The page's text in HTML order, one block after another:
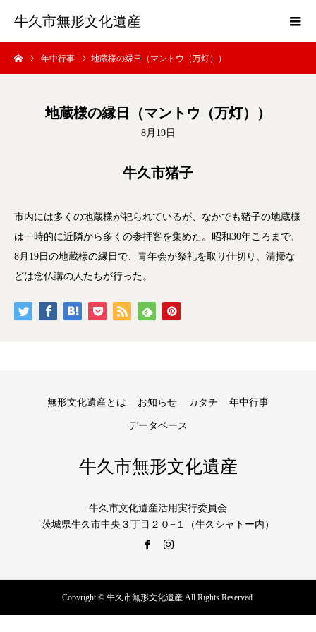
牛久市無形文化遺産
年中行事 地蔵様の縁日（マントウ（万灯））
地蔵様の縁日（マントウ（万灯））
8月19日
牛久市猪子
市内には多くの地蔵様が祀られているが、なかでも猪子の地蔵様
は一時的に近隣から多くの参拝客を集めた。昭和30年ころまで、
8月19日の地蔵様の縁日で、青年会が祭礼を取り仕切り、清掃な
どは念仏講の人たちが行った。
無形文化遺産とは お知らせ カタチ 年中行事
データベース
牛久市無形文化遺産
牛久市文化遺産活用実行委員会
茨城県牛久市中央３丁目２０−１（牛久シャトー内）
Copyright © 牛久市無形文化遺産 All Rights Reserved.